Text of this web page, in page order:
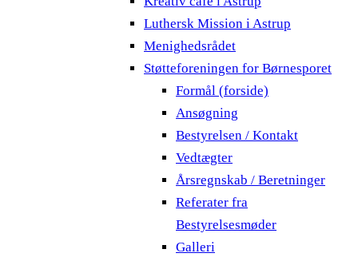
Luthersk Mission i Astrup
Menighedsrådet
Støtteforeningen for Børnesporet
Formål (forside)
Ansøgning
Bestyrelsen / Kontakt
Vedtægter
Årsregnskab / Beretninger
Referater fra
Bestyrelsesmøder
Galleri